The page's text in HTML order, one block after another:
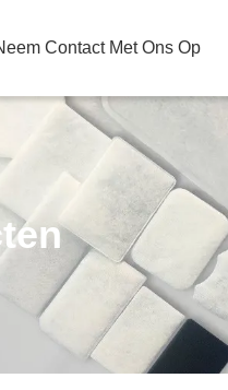
Contact Met Ons Op